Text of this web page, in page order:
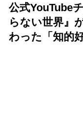
公式YouTube
らない世界』
わった「知的